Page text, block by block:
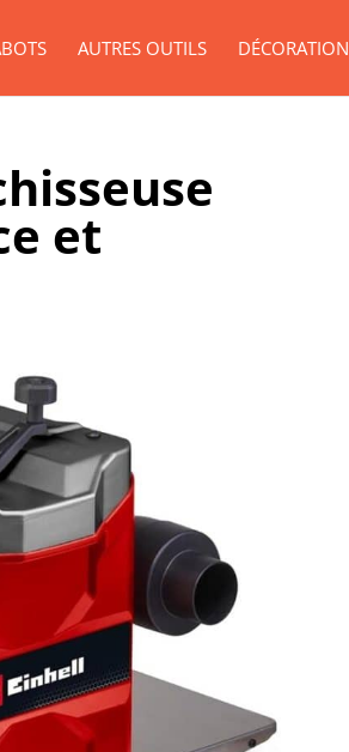
AUTRES OUTILS DÉCORATION
et